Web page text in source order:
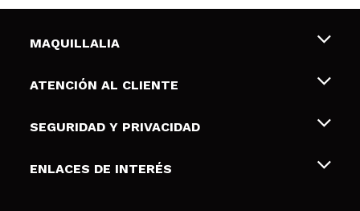
MAQUILLALIA
Sobre nosotros
Tarjetas de Regalo
ATENCIÓN AL CLIENTE
Envíos y devoluciones
Formas de pago
SEGURIDAD Y PRIVACIDAD
Terminos y condiciones de uso
ENLACES DE INTERÉS